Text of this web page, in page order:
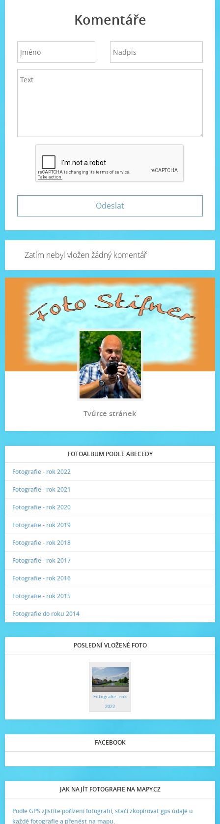
Komentáře
Zatím nebyl vložen žádný komentář
Tvůrce stránek
FOTOALBUM PODLE ABECEDY
Fotografie - rok 2022
Fotografie - rok 2021
Fotografie - rok 2020
Fotografie - rok 2019
Fotografie - rok 2018
Fotografie - rok 2017
Fotografie - rok 2016
Fotografie - rok 2015
Fotografie do roku 2014
POSLEDNÍ VLOŽENÉ FOTO
Fotografie - rok
2022
FACEBOOK
JAK NAJÍT FOTOGRAFIE NA MAPY.CZ
Podle GPS zjistíte pořízení fotografií, stačí zkopírovat gps údaje u
každé fotografie a přenést na mapu.